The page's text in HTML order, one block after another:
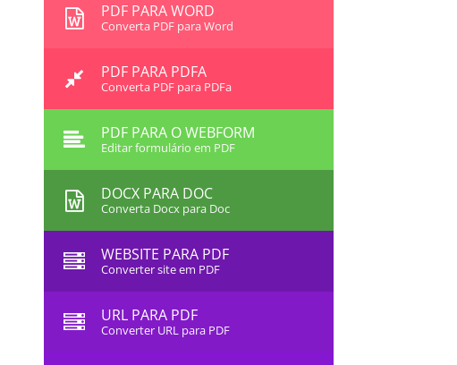
PDF PARA WORD
Converta PDF para Word
PDF PARA PDFA
Converta PDF para PDFa
PDF PARA O WEBFORM
Editar formulário em PDF
DOCX PARA DOC
Converta Docx para Doc
WEBSITE PARA PDF
Converter site em PDF
URL PARA PDF
Converter URL para PDF